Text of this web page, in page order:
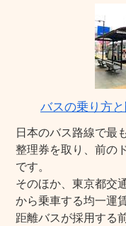
バスの乗り方
日本のバス路線で最
整理券を取り、前の
です。
そのほか、東京都交
から乗車する均一運
距離バスが採用する